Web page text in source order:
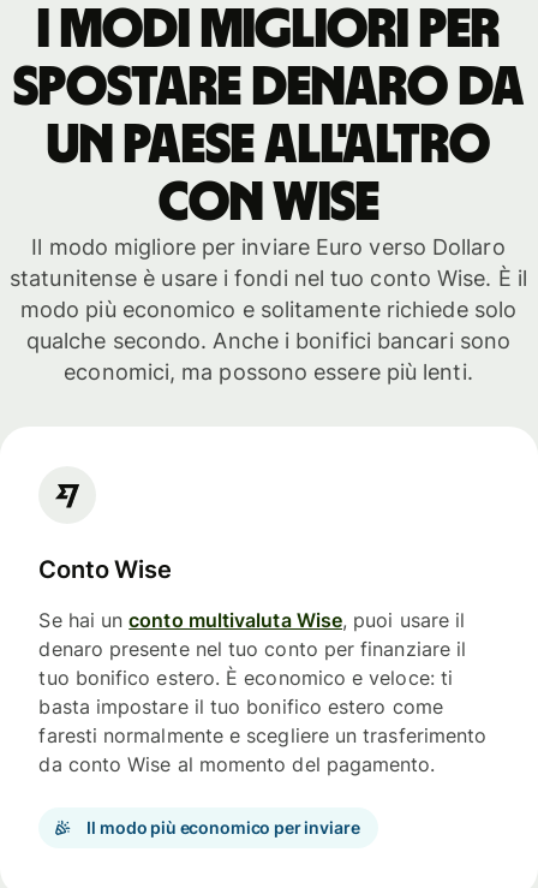
I modi migliori per
spostare denaro da
un paese all'altro
con WISE
Il modo migliore per inviare Euro verso Dollaro
statunitense è usare i fondi nel tuo conto Wise. È il
modo più economico e solitamente richiede solo
qualche secondo. Anche i bonifici bancari sono
economici, ma possono essere più lenti.
Conto Wise
Se hai unconto multivaluta Wise, puoi usare il
denaro presente nel tuo conto per finanziare il
tuo bonifico estero. È economico e veloce: ti
basta impostare il tuo bonifico estero come
faresti normalmente e scegliere un trasferimento
da conto Wise al momento del pagamento.
Il modo più economico per inviare